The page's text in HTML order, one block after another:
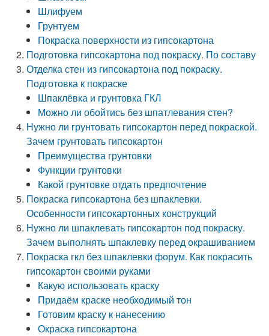
Шлифуем
Грунтуем
Покраска поверхности из гипсокартона
Подготовка гипсокартона под покраску. По составу
Отделка стен из гипсокартона под покраску.
Подготовка к покраске
Шпаклёвка и грунтовка ГКЛ
Можно ли обойтись без шпатлевания стен?
Нужно ли грунтовать гипсокартон перед покраской.
Зачем грунтовать гипсокартон
Преимущества грунтовки
Функции грунтовки
Какой грунтовке отдать предпочтение
Покраска гипсокартона без шпаклевки.
Особенности гипсокартонных конструкций
Нужно ли шпаклевать гипсокартон под покраску.
Зачем выполнять шпаклевку перед окрашиванием
Покраска гкл без шпаклевки форум. Как покрасить
гипсокартон своими руками
Какую использовать краску
Придаём краске необходимый тон
Готовим краску к нанесению
Окраска гипсокартона